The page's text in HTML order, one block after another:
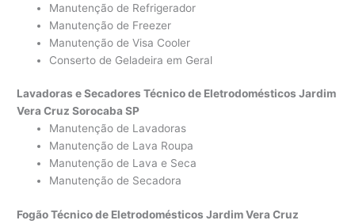
Manutenção de Refrigerador
Manutenção de Freezer
Manutenção de Visa Cooler
Conserto de Geladeira em Geral
Lavadoras e Secadores Técnico de Eletrodomésticos Jardim
Vera Cruz Sorocaba SP
Manutenção de Lavadoras
Manutenção de Lava Roupa
Manutenção de Lava e Seca
Manutenção de Secadora
Fogão Técnico de Eletrodomésticos Jardim Vera Cruz